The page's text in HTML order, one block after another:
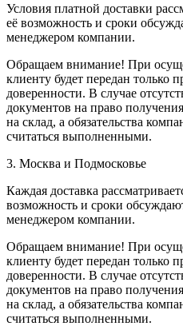
Условия платной доставки
её возможность и сроки
менеджером компании.
Обращаем внимание! При
клиенту будет передан только
доверенности. В случае
документов на право
на склад, а обязательства
считаться выполненными.
3. Москва и Подмосковье
Каждая доставка
возможность и сроки
менеджером компании.
Обращаем внимание! При
клиенту будет передан только
доверенности. В случае
документов на право
на склад, а обязательства
считаться выполненными.